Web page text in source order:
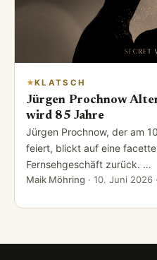
KLATSCH
Jürgen Prochnow
wird 85 Jahre
Jürgen Prochnow, der am
feiert, blickt auf eine
Fernsehgeschäft zurück. …
Maik Möhring · 10. Juni 2026